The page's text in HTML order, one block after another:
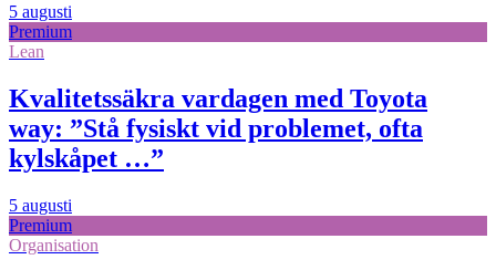
5 augusti
Premium
Lean
Kvalitetssäkra vardagen med Toyota
way: ”Stå fysiskt vid problemet, ofta
kylskåpet …”
5 augusti
Premium
Organisation